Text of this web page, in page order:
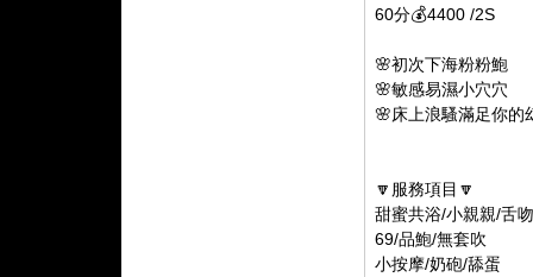
60分💰4400 /2S
🌸初次下海粉粉鮑
🌸敏感易濕小穴穴
🌸床上浪騷滿足你的
🔽服務項目🔽
甜蜜共浴/小親親/舌吻
69/品鮑/無套吹
小按摩/奶砲/舔蛋